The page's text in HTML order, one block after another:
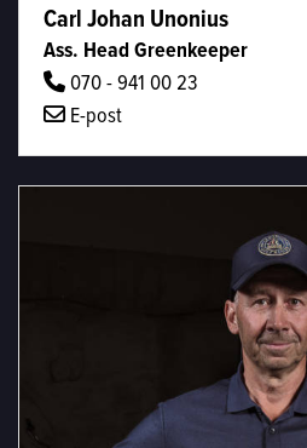
Carl Johan Unonius
Ass. Head Greenkeeper
070 - 941 00 23
E-post